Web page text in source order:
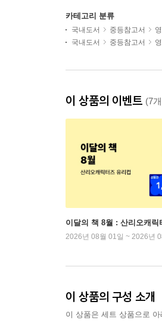
카테고리 분류
국내도서 중등참고서
국내도서
중등참고서
이 상품의 이벤트 (7
이달의 책 8월 : 산리오캐릭
2026년 08월 01일 ~ 2026년
이 상품의 구성 소개
이 상품은 세트 상품으로